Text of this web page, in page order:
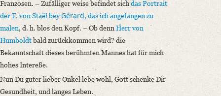
Franzosen. – Zufälliger weise befindet sich das Portrait
der F. von StaëlbeyGérard, das ich angefangen zu
malen, d. h. blos den Kopf. – Ob dennHerr von
Humboldtbald zurückkommen wird? die
Bekanntschaft dieses berühmten Mannes hat für mich
hohes Intereße.
Nun Du guter lieber Onkel lebe wohl, Gott schenke Dir
Gesundheit, und langes Leben.